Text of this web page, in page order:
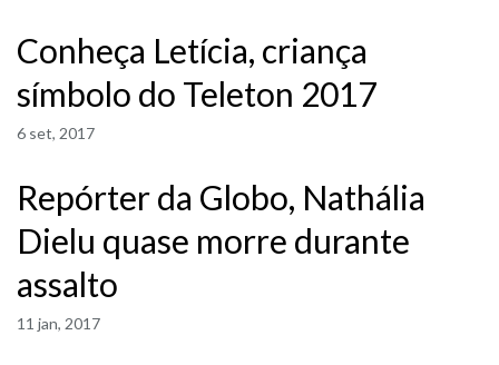
Conheça Letícia, criança
símbolo do Teleton 2017
6 set, 2017
Repórter da Globo, Nathália
Dielu quase morre durante
assalto
11 jan, 2017